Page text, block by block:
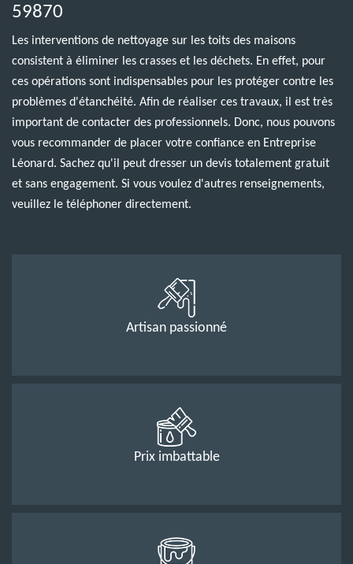
59870
Les interventions de nettoyage sur les toits des maisons
consistent à éliminer les crasses et les déchets. En effet, pour
ces opérations sont indispensables pour les protéger contre les
problèmes d'étanchéité. Afin de réaliser ces travaux, il est très
important de contacter des professionnels. Donc, nous pouvons
vous recommander de placer votre confiance en Entreprise
Léonard. Sachez qu'il peut dresser un devis totalement gratuit
et sans engagement. Si vous voulez d'autres renseignements,
veuillez le téléphoner directement.
Artisan passionné
Prix imbattable